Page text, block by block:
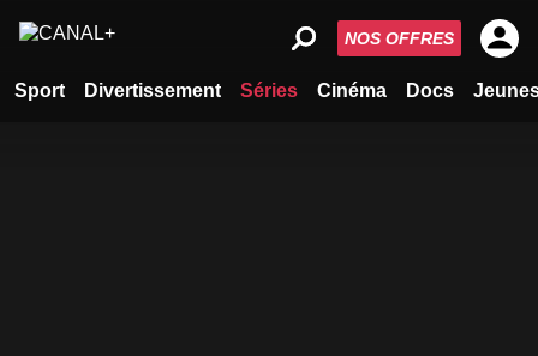
Sport Divertissement Séries Cinéma Docs
NOS OFFRES